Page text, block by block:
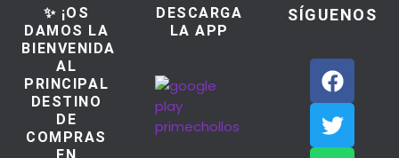
✨ ¡OS
DAMOS LA
BIENVENIDA
AL
PRINCIPAL
DESTINO
DE
COMPRAS
DESCARGA
LA APP
SÍGUENOS